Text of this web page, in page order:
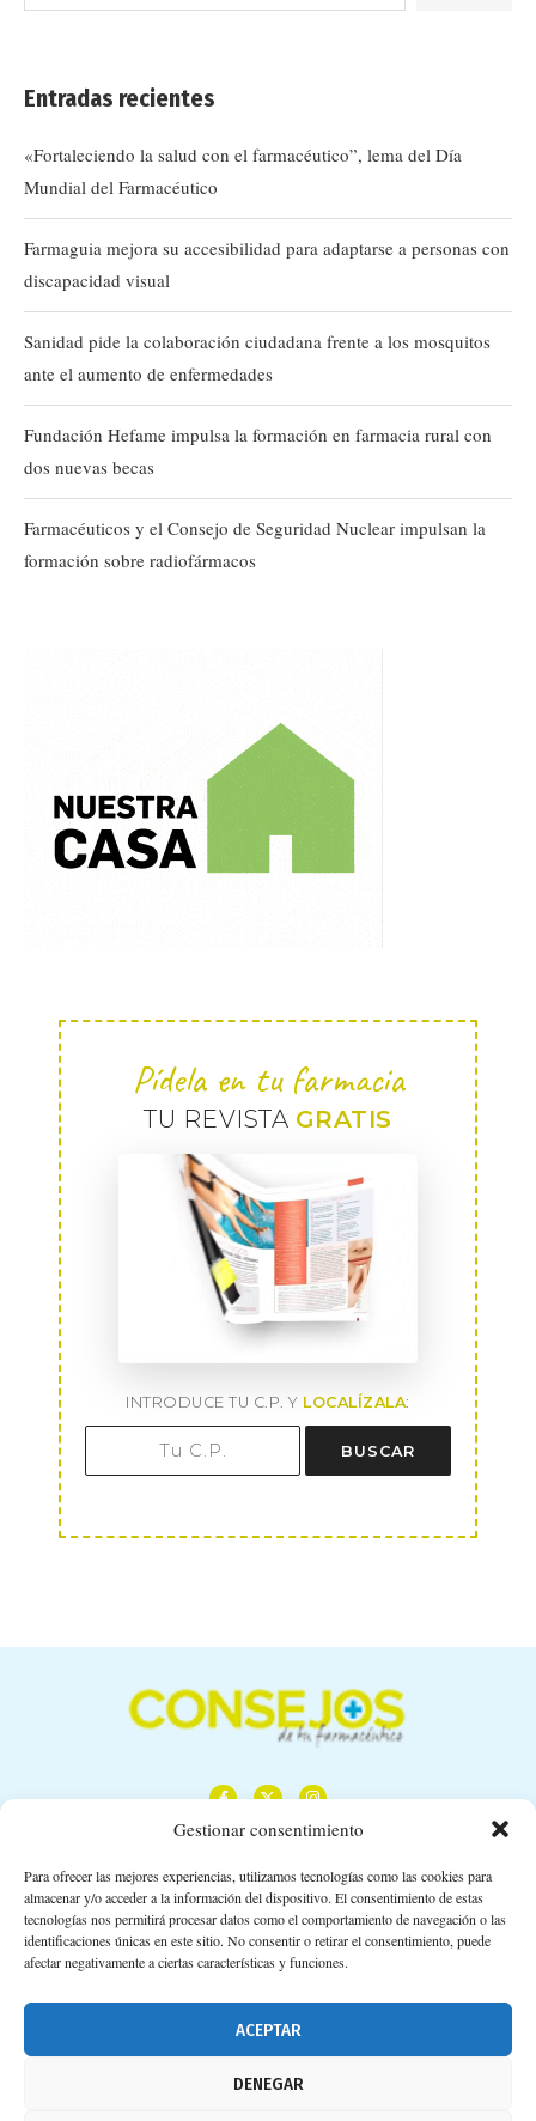
Gestionar consentimiento
Para ofrecer las mejores experiencias, utilizamos tecnologías como las cookies para
almacenar y/o acceder a la información del dispositivo. El consentimiento de estas
tecnologías nos permitirá procesar datos como el comportamiento de navegación o las
identificaciones únicas en este sitio. No consentir o retirar el consentimiento, puede
afectar negativamente a ciertas características y funciones.
ACEPTAR
DENEGAR
Entradas recientes
«Fortaleciendo la salud con el farmacéutico”, lema del Día
Mundial del Farmacéutico
Farmaguia mejora su accesibilidad para adaptarse a personas con
discapacidad visual
Sanidad pide la colaboración ciudadana frente a los mosquitos
ante el aumento de enfermedades
Fundación Hefame impulsa la formación en farmacia rural con
dos nuevas becas
Farmacéuticos y el Consejo de Seguridad Nuclear impulsan la
formación sobre radiofármacos
Pídela en tu farmacia
TU REVISTA GRATIS
INTRODUCE TU C.P. Y LOCALÍZALA:
BUSCAR
Calle Camino de los Descubrimientos, 11,
Planta 3ª 41092 – Sevilla
674 02 62 03
Aviso legal